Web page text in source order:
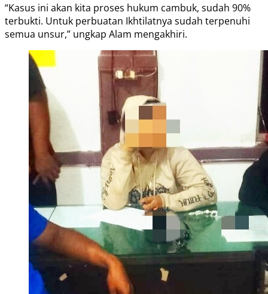
“Kasus ini akan kita proses hukum cambuk, sudah 90%
terbukti. Untuk perbuatan Ikhtilatnya sudah terpenuhi
semua unsur,” ungkap Alam mengakhiri.